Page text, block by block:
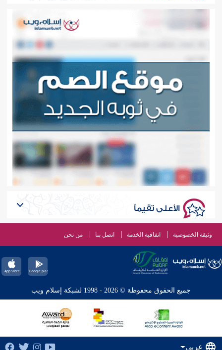
الأعلى تقيماً
وثيقة الخصوصية اتفاقية الخدمة اتصل بنا من نحن
جميع الحقوق محفوظة © 2026 - 1998 لشبكة إسلام ويب
عربي